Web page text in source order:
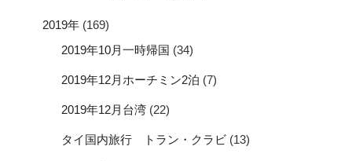
2019年 (169)
2019年10月一時帰国 (34)
2019年12月ホーチミン2泊 (7)
2019年12月台湾 (22)
タイ国内旅行 トラン・クラビ (13)